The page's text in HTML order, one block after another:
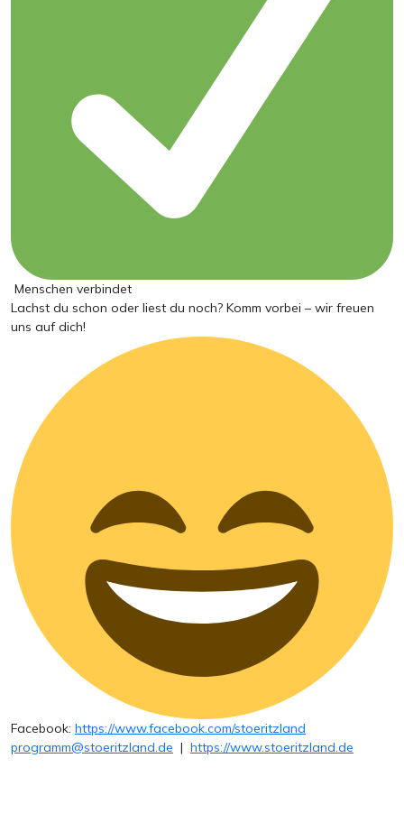
Menschen verbindet
Lachst du schon oder liest du noch? Komm vorbei – wir freuen
uns auf dich!
Facebook: https://www.facebook.com/stoeritzland
programm@stoeritzland.de | https://www.stoeritzland.de